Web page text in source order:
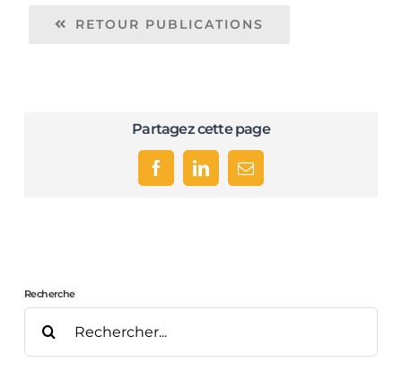
RETOUR PUBLICATIONS
Partagez cette page
FacebookLinkedInEmail
Recherche